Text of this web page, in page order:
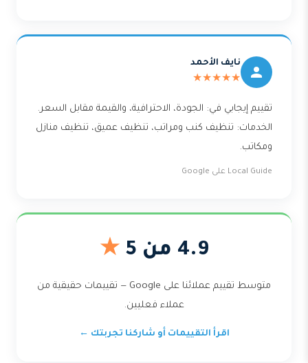
نايف الأحمد
★★★★★
تقييم إيجابي في: الجودة، الاحترافية، والقيمة مقابل السعر.
الخدمات: تنظيف كنب ومراتب، تنظيف عميق، تنظيف منازل
ومكاتب.
Local Guide على Google
4.9 من 5 ★
متوسط تقييم عملائنا على Google — تقييمات حقيقية من
عملاء فعليين.
اقرأ التقييمات أو شاركنا تجربتك ←